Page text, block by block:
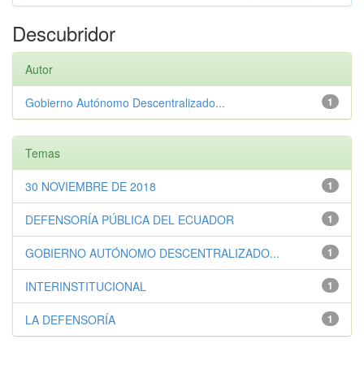
Descubridor
Autor
1
Gobierno Autónomo Descentralizado...
Temas
1
30 NOVIEMBRE DE 2018
1
DEFENSORÍA PÚBLICA DEL ECUADOR
1
GOBIERNO AUTÓNOMO DESCENTRALIZADO...
1
INTERINSTITUCIONAL
1
LA DEFENSORÍA